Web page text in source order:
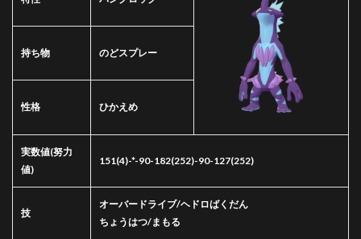
持ち物 のどスプレー
性格 ひかえめ
実数値(努力
値)
151(4)-*-90-182(252)-90-127(252)
技
オーバードライブ/ヘドロばくだん
ちょうはつ/まもる